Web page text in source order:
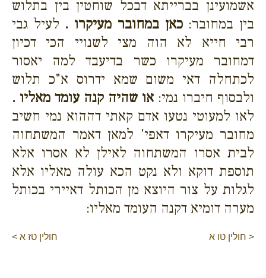
אשמועינן בברייתא דבכל שוחטין בין בתלוש
בין במחובר:כאן במחובר מעיקרו . לעיל גבי
רבי חייא לא הוה מצי לשנויי הכי דכיון
דמחובר מעיקרו כשר בדיעבד למה יאסור
לכתחלה דאי משום שמא ידרוס א"כ תלוש
ולבסוף חיברו נמי: או שהיה קנה עומד מאליו .
לאו למעוטי נטעו אדם קאתי דההוא נמי חשיב
מחובר מעיקרו דאפי' למאן דאמר המשתחוה
לבית אסרו המשתחוה לאילן לא אסרו אלא
תוספת דוקא ולא נקט הכא עולה מאליו אלא
לגלות על צור היוצא מן הכותל דאיירי בכותל
מערה דומיא דקנה העומד מאליו:
< חולין טו א חולין טז א >